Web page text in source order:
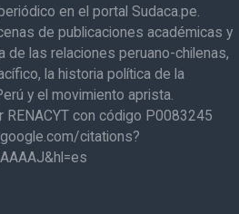
en el portal Sudaca.pe.
de publicaciones académicas y
de las relaciones peruano-chilenas,
la historia política de la
y el movimiento aprista.
RENACYT con código P0083245
citations?